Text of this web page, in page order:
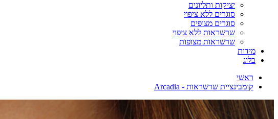
יציקות ותליונים
סוגרים ללא ציפוי
סוגרים מצופים
שרשראות ללא ציפוי
שרשראות מצופות
מידות
בלוג
ראשי
קומבינציית שרשראות - Arcadia